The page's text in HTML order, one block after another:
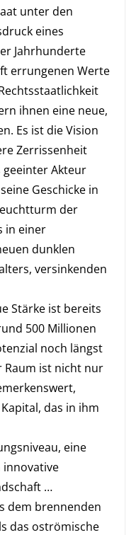
unter den
eines
Jahrhunderte
errungenen Werte
ihnen eine neue,
Es ist die Vision
Zerrissenheit
Akteur
Geschicke in
der
in einer
dunklen
versinkenden
Stärke ist bereits
500 Millionen
noch längst
Raum ist nicht nur
das in ihm
eine
…
dem brennenden
das oströmische